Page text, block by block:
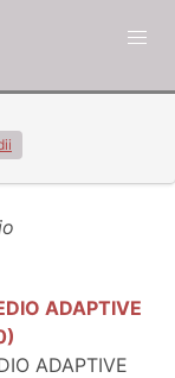
ADAPTIVE
ADAPTIVE